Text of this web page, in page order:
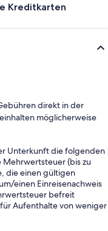
Kreditkarten
direkt in der
möglicherweise
Unterkunft die folgenden
(bis zu
die einen gültigen
einen Einreisenachweis
befreit
Aufenthalte von weniger